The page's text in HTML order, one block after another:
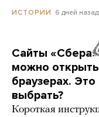
ИСТОРИИ 6 дней назад
Сайты «Сбера»
можно
браузерах.
выбрать?
Короткая